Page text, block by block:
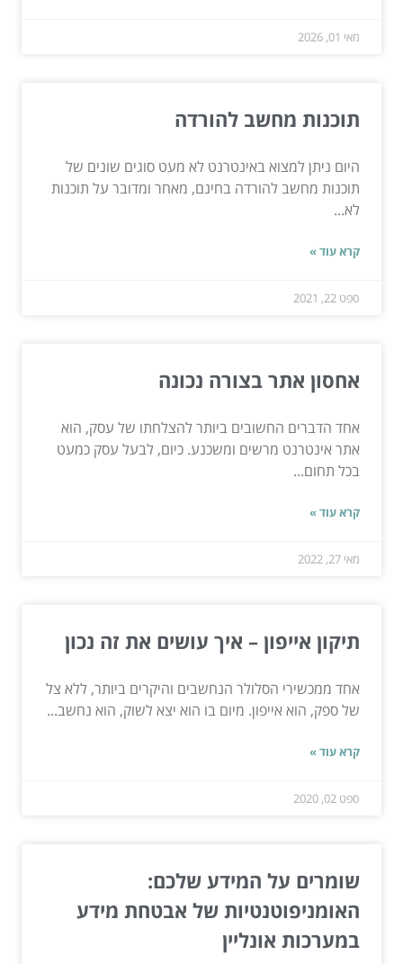
מאי 01, 2026
תוכנות מחשב להורדה
היום ניתן למצוא באינטרנט לא מעט סוגים שונים של
תוכנות מחשב להורדה בחינם, מאחר ומדובר על תוכנות
לא...
קרא עוד »
ספט 22, 2021
אחסון אתר בצורה נכונה
אחד הדברים החשובים ביותר להצלחתו של עסק, הוא
אתר אינטרנט מרשים ומשכנע. כיום, לבעל עסק כמעט
בכל תחום...
קרא עוד »
מאי 27, 2022
תיקון אייפון – איך עושים את זה נכון
אחד ממכשירי הסלולר הנחשבים והיקרים ביותר, ללא צל
של ספק, הוא אייפון. מיום בו הוא יצא לשוק, הוא נחשב...
קרא עוד »
ספט 02, 2020
שומרים על המידע שלכם:
האומניפוטנטיות של אבטחת מידע
במערכות אונליין